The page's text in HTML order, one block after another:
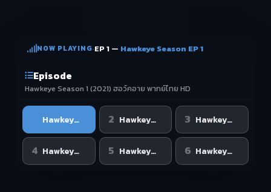
NOW PLAYING·EP 1 — Hawkeye Season EP 1
Episode
Hawkeye Season 1 (2021) ฮอว์คอาย พากย์ไทย HD
Hawkeye Season EP 1 2 Hawkeye Season EP 2 3 Hawkeye Season EP 3
4 Hawkeye Season EP 4 5 Hawkeye Season EP 5 6 Hawkeye Season EP 6 END